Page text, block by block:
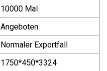
10000 Mal
Angeboten
Normaler Exportfall
1750*450*3324